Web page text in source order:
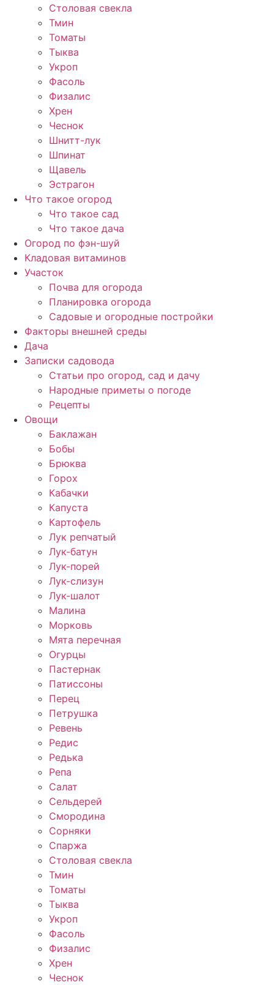
Столовая свекла
Тмин
Томаты
Тыква
Укроп
Фасоль
Физалис
Хрен
Чеснок
Шнитт-лук
Шпинат
Щавель
Эстрагон
Что такое огород
Что такое сад
Что такое дача
Огород по фэн-шуй
Кладовая витаминов
Участок
Почва для огорода
Планировка огорода
Садовые и огородные постройки
Факторы внешней среды
Дача
Записки садовода
Статьи про огород, сад и дачу
Народные приметы о погоде
Рецепты
Овощи
Баклажан
Бобы
Брюква
Горох
Кабачки
Капуста
Картофель
Лук репчатый
Лук-батун
Лук-порей
Лук-слизун
Лук-шалот
Малина
Морковь
Мята перечная
Огурцы
Пастернак
Патиссоны
Перец
Петрушка
Ревень
Редис
Редька
Репа
Салат
Сельдерей
Смородина
Сорняки
Спаржа
Столовая свекла
Тмин
Томаты
Тыква
Укроп
Фасоль
Физалис
Хрен
Чеснок